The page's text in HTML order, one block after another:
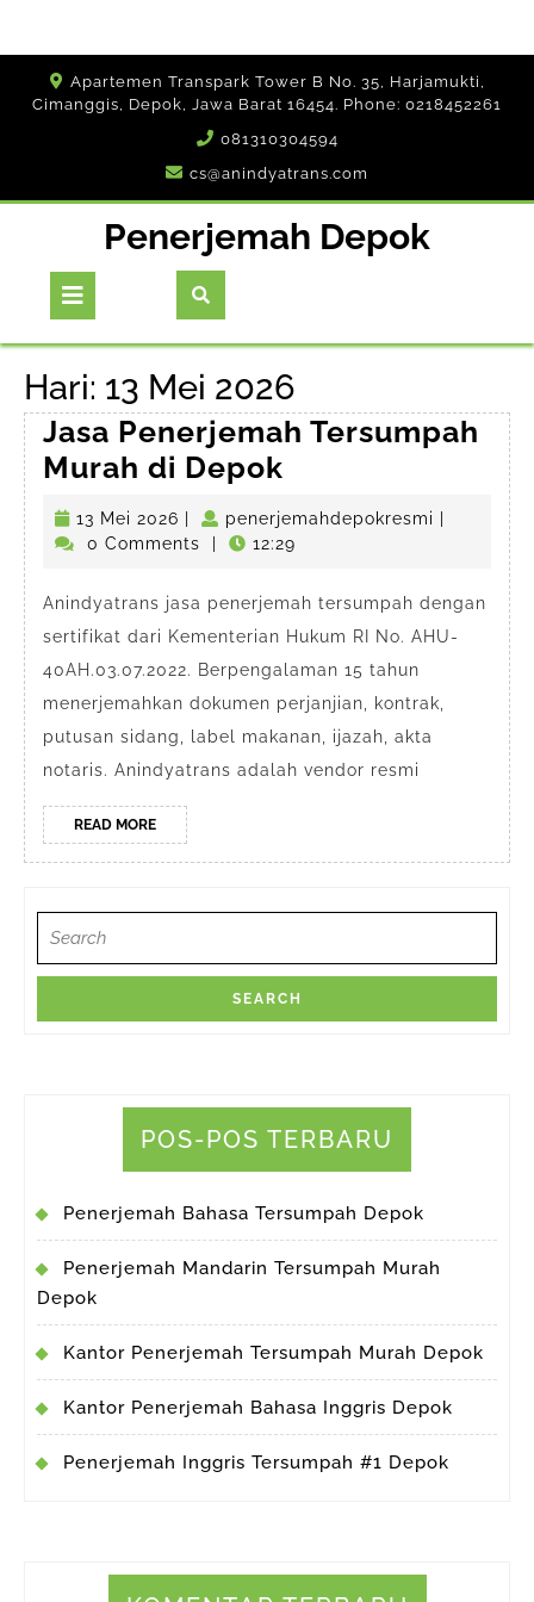
Apartemen Transpark Tower B No. 35, Harjamukti,
Cimanggis, Depok, Jawa Barat 16454. Phone: 0218452261
081310304594
cs@anindyatrans.com
Penerjemah Depok
Button
Hari: 13 Mei 2026
Jasa Penerjemah Tersumpah
Murah di Depok
Penerjemah
Tersumpah
di
Depok
13 Mei 2026 13
Mei
penerjemahdepokresmi
0 Comments
12:29
Anindyatrans jasa penerjemah tersumpah dengan
sertifikat dari Kementerian Hukum RI No. AHU-
40AH.03.07.2022. Berpengalaman 15 tahun
menerjemahkan dokumen perjanjian, kontrak,
putusan sidang, label makanan, ijazah, akta
notaris. Anindyatrans adalah vendor resmi
READ MOREREAD
MORE
for:
POS-POS TERBARU
Penerjemah Bahasa Tersumpah Depok
Penerjemah Mandarin Tersumpah Murah
Depok
Kantor Penerjemah Tersumpah Murah Depok
Kantor Penerjemah Bahasa Inggris Depok
Penerjemah Inggris Tersumpah #1 Depok